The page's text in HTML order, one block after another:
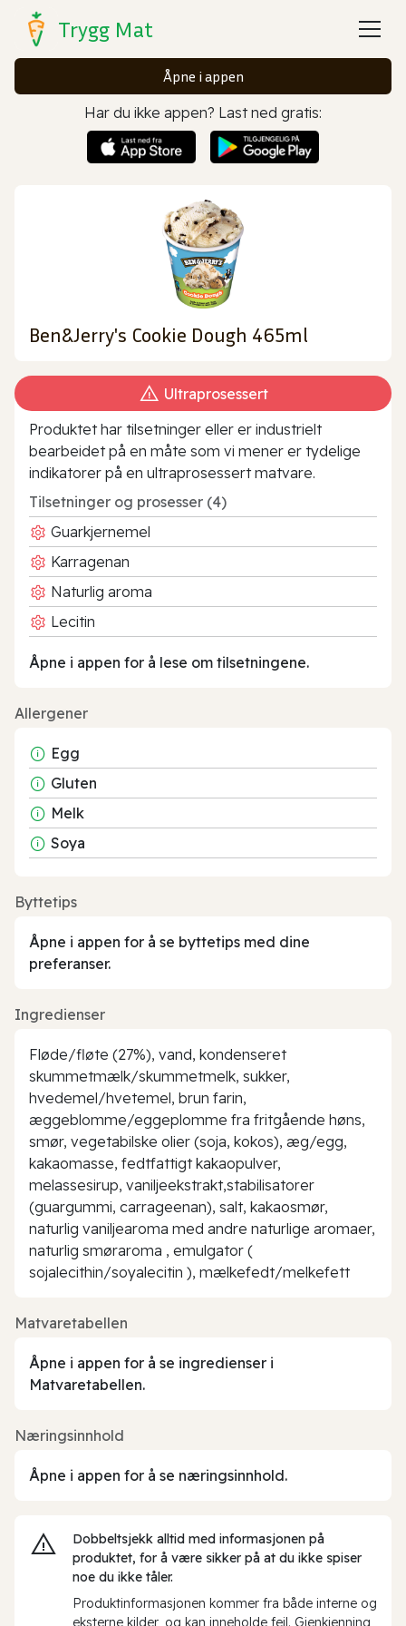
Trygg Mat
Åpne i appen
Har du ikke appen? Last ned gratis:
Ben&Jerry's Cookie Dough 465ml
Ultraprosessert
Produktet har tilsetninger eller er industrielt
bearbeidet på en måte som vi mener er tydelige
indikatorer på en ultraprosessert matvare.
Tilsetninger og prosesser (4)
Guarkjernemel
Karragenan
Naturlig aroma
Lecitin
Åpne i appen for å lese om tilsetningene.
Allergener
Egg
Gluten
Melk
Soya
Byttetips
Åpne i appen for å se byttetips med dine
preferanser.
Ingredienser
Fløde/fløte (27%), vand, kondenseret
skummetmælk/skummetmelk, sukker,
hvedemel/hvetemel, brun farin,
æggeblomme/eggeplomme fra fritgående høns,
smør, vegetabilske olier (soja, kokos), æg/egg,
kakaomasse, fedtfattigt kakaopulver,
melassesirup, vaniljeekstrakt,stabilisatorer
(guargummi, carrageenan), salt, kakaosmør,
naturlig vaniljearoma med andre naturlige aromaer,
naturlig smøraroma , emulgator (
sojalecithin/soyalecitin ), mælkefedt/melkefett
Matvaretabellen
Åpne i appen for å se ingredienser i
Matvaretabellen.
Næringsinnhold
Åpne i appen for å se næringsinnhold.
Dobbeltsjekk alltid med informasjonen på
produktet, for å være sikker på at du ikke spiser
noe du ikke tåler.
Produktinformasjonen kommer fra både interne og
eksterne kilder, og kan inneholde feil. Gjenkjenning